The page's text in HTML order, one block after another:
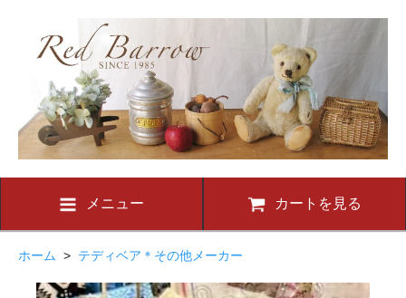
メニュー カートを見る
ホーム > テディベア＊その他メーカー